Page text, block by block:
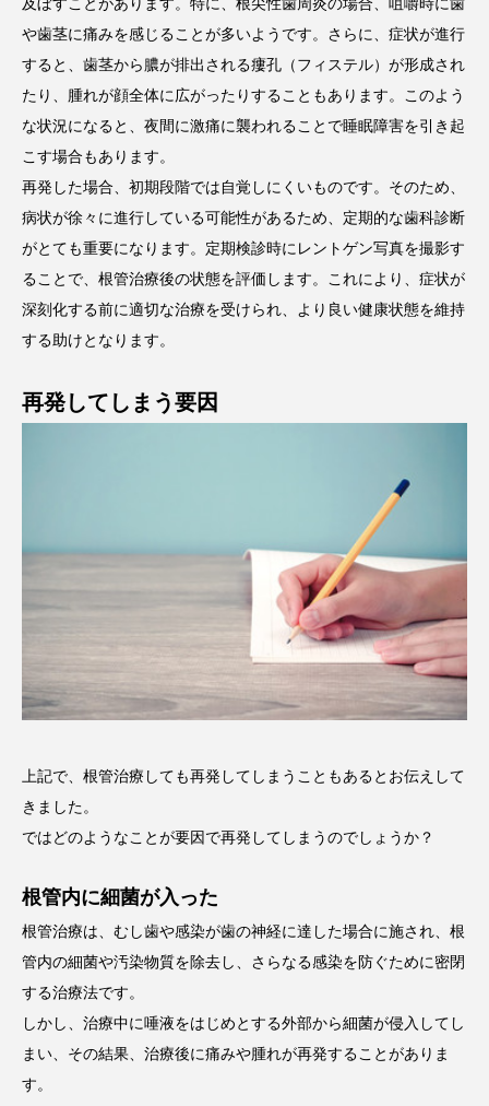
及ぼすことがあります。特に、根尖性歯周炎の場合、咀嚼時に歯
や歯茎に痛みを感じることが多いようです。さらに、症状が進行
すると、歯茎から膿が排出される瘻孔（フィステル）が形成され
たり、腫れが顔全体に広がったりすることもあります。このよう
な状況になると、夜間に激痛に襲われることで睡眠障害を引き起
こす場合もあります。
再発した場合、初期段階では自覚しにくいものです。そのため、
病状が徐々に進行している可能性があるため、定期的な歯科診断
がとても重要になります。定期検診時にレントゲン写真を撮影す
ることで、根管治療後の状態を評価します。これにより、症状が
深刻化する前に適切な治療を受けられ、より良い健康状態を維持
する助けとなります。
再発してしまう要因
上記で、根管治療しても再発してしまうこともあるとお伝えして
きました。
ではどのようなことが要因で再発してしまうのでしょうか？
根管内に細菌が入った
根管治療は、むし歯や感染が歯の神経に達した場合に施され、根
管内の細菌や汚染物質を除去し、さらなる感染を防ぐために密閉
する治療法です。
しかし、治療中に唾液をはじめとする外部から細菌が侵入してし
まい、その結果、治療後に痛みや腫れが再発することがありま
す。